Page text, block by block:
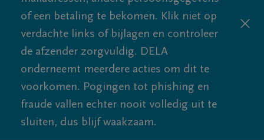
of een betaling te bekomen. Klik niet op
verdachte links of bijlagen en controleer
de afzender zorgvuldig. DELA
onderneemt meerdere acties om dit te
voorkomen. Pogingen tot phishing en
fraude vallen echter nooit volledig uit te
sluiten, dus blijf waakzaam.